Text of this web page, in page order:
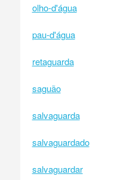
olho-d'água
pau-d'água
retaguarda
saguão
salvaguarda
salvaguardado
salvaguardar